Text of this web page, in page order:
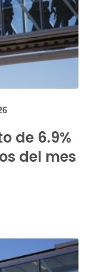
de 6.9%
del mes